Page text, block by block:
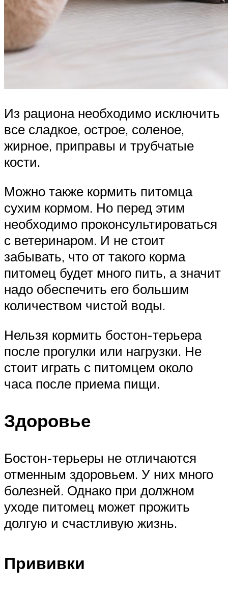
Из рациона необходимо исключить
все сладкое, острое, соленое,
жирное, приправы и трубчатые
кости.
Можно также кормить питомца
сухим кормом. Но перед этим
необходимо проконсультироваться
с ветеринаром. И не стоит
забывать, что от такого корма
питомец будет много пить, а значит
надо обеспечить его большим
количеством чистой воды.
Нельзя кормить бостон-терьера
после прогулки или нагрузки. Не
стоит играть с питомцем около
часа после приема пищи.
Здоровье
Бостон-терьеры не отличаются
отменным здоровьем. У них много
болезней. Однако при должном
уходе питомец может прожить
долгую и счастливую жизнь.
Прививки